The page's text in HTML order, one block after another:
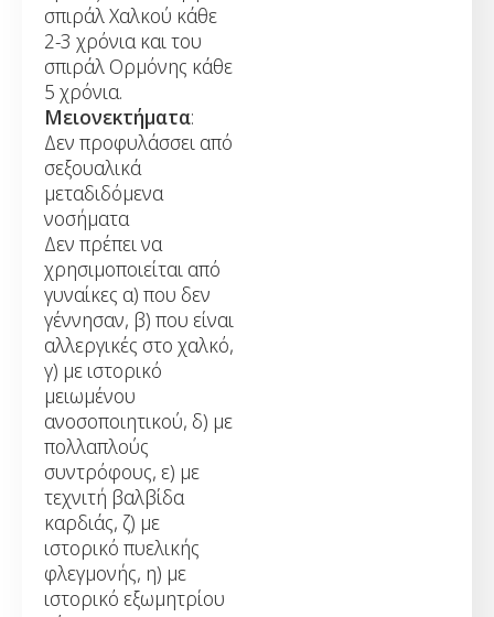
σπιράλ Χαλκού κάθε
2-3 χρόνια και του
σπιράλ Ορμόνης κάθε
5 χρόνια.
Μειονεκτήματα:
Δεν προφυλάσσει από
σεξουαλικά
μεταδιδόμενα
νοσήματα
Δεν πρέπει να
χρησιμοποιείται από
γυναίκες α) που δεν
γέννησαν, β) που είναι
αλλεργικές στο χαλκό,
γ) με ιστορικό
μειωμένου
ανοσοποιητικού, δ) με
πολλαπλούς
συντρόφους, ε) με
τεχνιτή βαλβίδα
καρδιάς, ζ) με
ιστορικό πυελικής
φλεγμονής, η) με
ιστορικό εξωμητρίου